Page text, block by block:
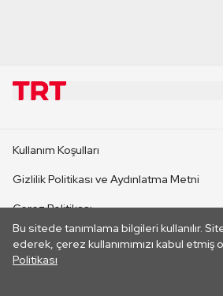
Bu sitede tanımlama bilgileri kullanılır.
ederek, çerez kullanımımızı kabul etmiş
Politikası
CANLI YAYINLAR
Kullanım Koşulları
Gizlilik Politikası ve Aydınlatma Metni
Çerez Politikası
İletişim
Her hakkı saklıdır. ©2026 TRT.